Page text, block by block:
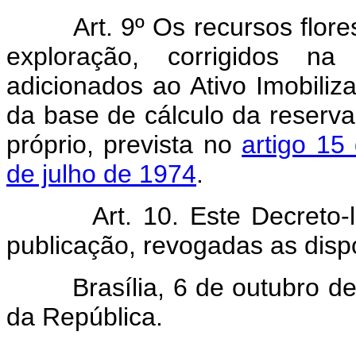
Art. 9º Os recursos
exploração, corrigidos
adicionados ao Ativo
da base de cálculo da
próprio, prevista no artigo 15
de julho de 1974.
Art. 10. Este
publicação, revogadas as
Brasília, 6 de outubro de
da República.